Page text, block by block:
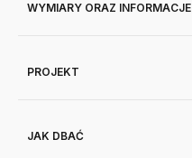
WYMIARY ORAZ INFORMACJE
PROJEKT
JAK DBAĆ